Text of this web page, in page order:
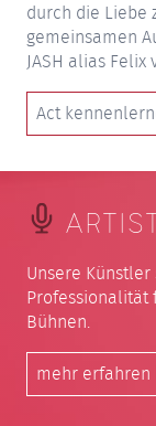
durch die Liebe
gemeinsamen
JASH alias Felix
Act
Unsere
Professionalität
Bühnen.
mehr erfahren